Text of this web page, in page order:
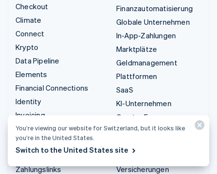
Checkout
Climate
Connect
Krypto
Data Pipeline
Elements
Financial Connections
Identity
Invoicing
Issuing
Link
Managed Payments
Zahlungslinks
Finanzautomatisierung
Globale Unternehmen
In-App-Zahlungen
Marktplätze
Geldmanagement
Plattformen
SaaS
KI-Unternehmen
Creator Economy
Gaming
Freizeit
Versicherungen
You’re viewing our website for Switzerland, but it looks like
you’re in the United States.
Switch to the United States site